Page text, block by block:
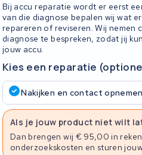
Bij accu reparatie wordt er eerst
van die diagnose bepalen wij wat
repareren of reviseren. Wij nemen
diagnose te bespreken, zodat jij
jouw accu.
Kies een reparatie
Nakijken en contact opnemen
Als je jouw product niet wilt
Dan brengen wij € 95,00 in
onderzoekskosten en sturen